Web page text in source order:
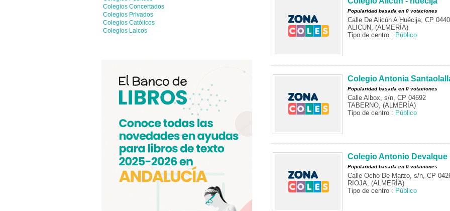
Colegios Concertados
Colegios Privados
Colegios Católicos
Colegios Laicos
Popularidad basada en 0 votaciones
Calle De Alicún A Huécija, CP
ALICUN, (ALMERÍA)
Tipo de centro : Público
Colegio Antonia
Popularidad basada en 0 votaciones
Calle Albox, s/n, CP 04692
TABERNO, (ALMERÍA)
Tipo de centro : Público
Colegio Antonio Devalque
Popularidad basada en 0 votaciones
Calle Ocho De Marzo, s/n, CP
RIOJA, (ALMERÍA)
Tipo de centro : Público